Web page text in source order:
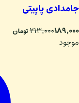
جامدادی پاپیتی
۲۱۳٬۰۰۰۱۸۹٬۰۰۰ تومان
موجود